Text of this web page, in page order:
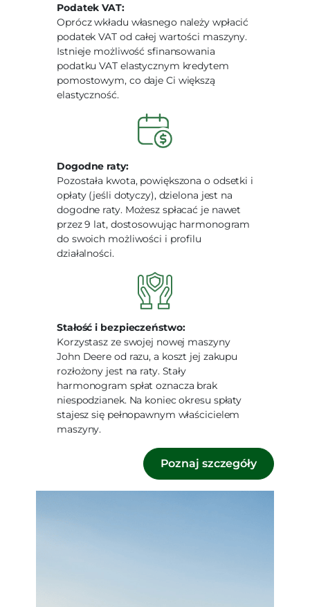
Podatek VAT:
Oprócz wkładu własnego należy wpłacić
podatek VAT od całej wartości maszyny.
Istnieje możliwość sfinansowania
podatku VAT elastycznym kredytem
pomostowym, co daje Ci większą
elastyczność.
Dogodne raty:
Pozostała kwota, powiększona o odsetki i
opłaty (jeśli dotyczy), dzielona jest na
dogodne raty. Możesz spłacać je nawet
przez 9 lat, dostosowując harmonogram
do swoich możliwości i profilu
działalności.
Stałość i bezpieczeństwo:
Korzystasz ze swojej nowej maszyny
John Deere od razu, a koszt jej zakupu
rozłożony jest na raty. Stały
harmonogram spłat oznacza brak
niespodzianek. Na koniec okresu spłaty
stajesz się pełnopawnym właścicielem
maszyny.
Poznaj szczegóły